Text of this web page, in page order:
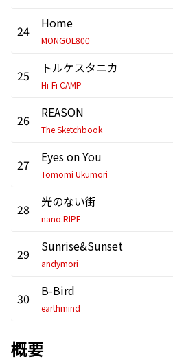
24 Home
MONGOL800
25 トルケスタニカ
Hi-Fi CAMP
26 REASON
The Sketchbook
27 Eyes on You
Tomomi Ukumori
28 光のない街
nano.RIPE
29 Sunrise&Sunset
andymori
30 B-Bird
earthmind
概要